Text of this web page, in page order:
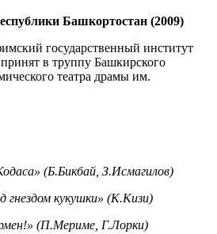
Башкортостан (2009)
государственный институт
в труппу Башкирского
театра драмы им.
(Б.Бикбай, З.Исмагилов)
гнездом кукушки» (К.Кизи)
(П.Мериме, Г.Лорки)